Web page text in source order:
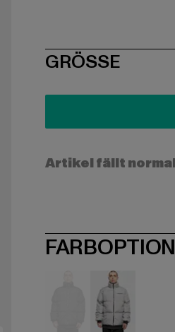
SIZE
GRÖSSE
Artikel fällt